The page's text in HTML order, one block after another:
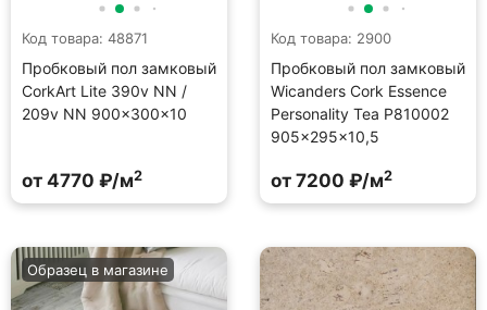
Код товара: 48871
Пробковый пол замковый
CorkArt Lite 390v NN /
209v NN 900×300×10
от 4770 ₽/м2
Код товара: 2900
Пробковый пол замковый
Wicanders Cork Essence
Personality Tea P810002
905×295×10,5
от 7200 ₽/м2
Образец в магазине